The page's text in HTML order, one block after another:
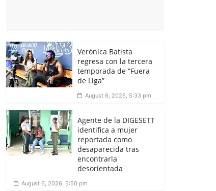
Verónica Batista
regresa con la tercera
temporada de “Fuera
de Liga”
August 6, 2026, 5:33 pm
Agente de la DIGESETT
identifica a mujer
reportada como
desaparecida tras
encontrarla
desorientada
August 6, 2026, 5:50 pm